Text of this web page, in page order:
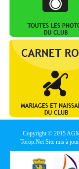
Copyright © 2015
Torop.NetSite mis à